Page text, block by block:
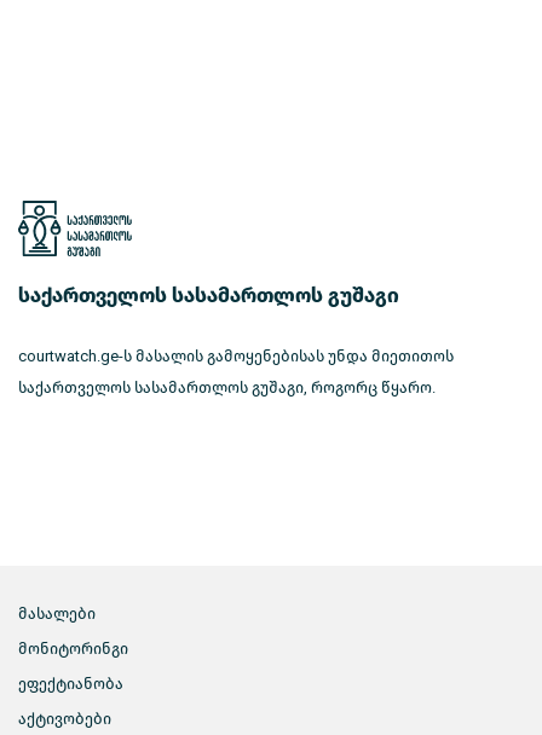
საქართველოს სასამართლოს გუშაგი
courtwatch.ge-ს მასალის გამოყენებისას უნდა მიეთითოს
საქართველოს სასამართლოს გუშაგი, როგორც წყარო.
მასალები
მონიტორინგი
ეფექტიანობა
აქტივობები